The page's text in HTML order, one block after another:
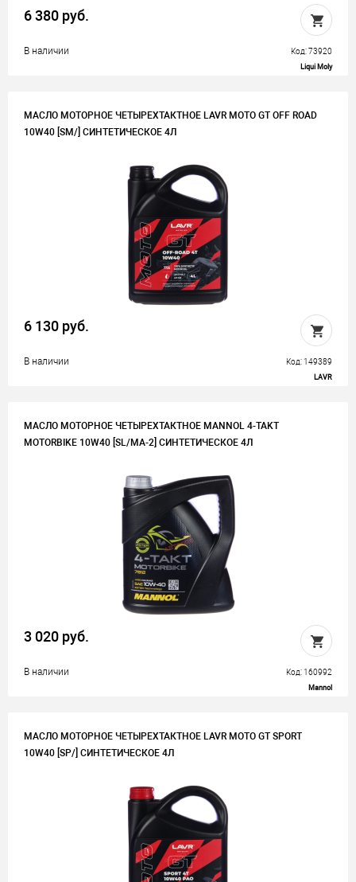
6 380 руб.
В наличии Код: 73920
Liqui Moly
МАСЛО МОТОРНОЕ ЧЕТЫРЕХТАКТНОЕ LAVR MOTO GT OFF ROAD
10W40 [SM/] СИНТЕТИЧЕСКОЕ 4Л
6 130 руб.
В наличии Код: 149389
LAVR
МАСЛО МОТОРНОЕ ЧЕТЫРЕХТАКТНОЕ MANNOL 4-TAKT
MOTORBIKE 10W40 [SL/MA-2] СИНТЕТИЧЕСКОЕ 4Л
3 020 руб.
В наличии Код: 160992
Mannol
МАСЛО МОТОРНОЕ ЧЕТЫРЕХТАКТНОЕ LAVR MOTO GT SPORT
10W40 [SP/] СИНТЕТИЧЕСКОЕ 4Л